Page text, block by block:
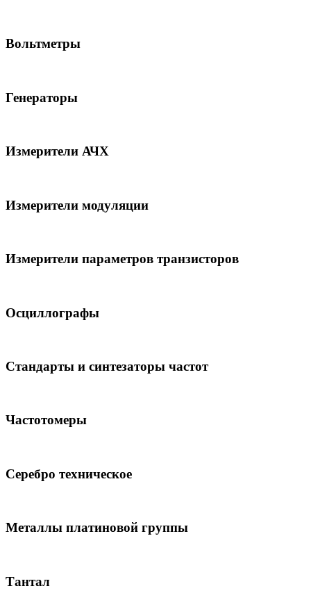
Вольтметры
Генераторы
Измерители АЧХ
Измерители модуляции
Измерители параметров транзисторов
Осциллографы
Стандарты и синтезаторы частот
Частотомеры
Серебро техническое
Металлы платиновой группы
Тантал